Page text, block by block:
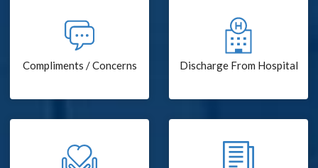
Compliments / Concerns Discharge From Hospital